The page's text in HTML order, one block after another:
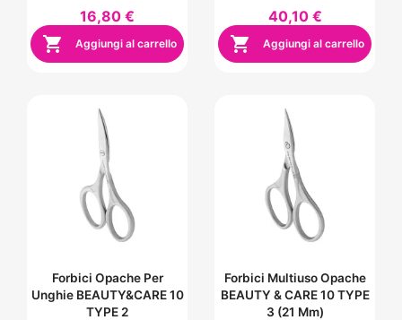
16,80 €
 Aggiungi al carrello
40,10 €
 Aggiungi al carrello
Forbici Opache Per
Unghie BEAUTY&CARE 10
TYPE 2
Forbici Multiuso Opache
BEAUTY & CARE 10 TYPE
3 (21 Mm)